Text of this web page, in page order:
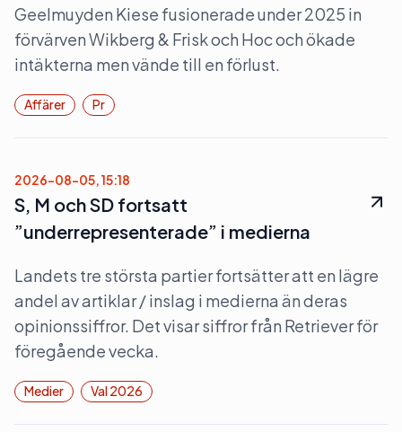
Geelmuyden Kiese fusionerade under 2025 in
förvärven Wikberg & Frisk och Hoc och ökade
intäkterna men vände till en förlust.
Affärer Pr
2026-08-05, 15:18
S, M och SD fortsatt
”underrepresenterade” i medierna
Landets tre största partier fortsätter att en lägre
andel av artiklar / inslag i medierna än deras
opinionssiffror. Det visar siffror från Retriever för
föregående vecka.
Medier Val 2026